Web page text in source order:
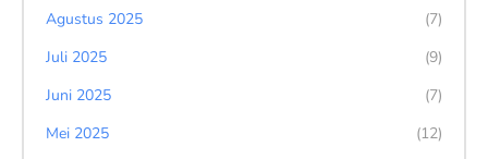
Agustus 2025
(7)
Juli 2025
(9)
Juni 2025
(7)
Mei 2025
(12)